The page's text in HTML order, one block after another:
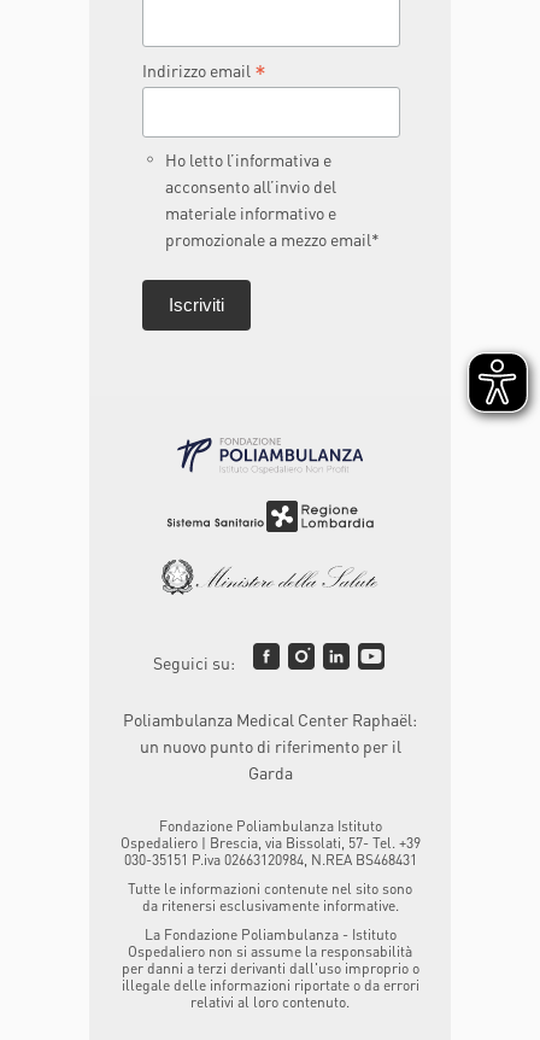
Indirizzo email *
Ho letto l’informativa e
acconsento all’invio del
materiale informativo e
promozionale a mezzo email*
Seguici su:
Poliambulanza Medical Center Raphaël:
un nuovo punto di riferimento per il
Garda
Fondazione Poliambulanza Istituto
Ospedaliero | Brescia, via Bissolati, 57- Tel. +39
030-35151 P.iva 02663120984, N.REA BS468431
Tutte le informazioni contenute nel sito sono
da ritenersi esclusivamente informative.
La Fondazione Poliambulanza - Istituto
Ospedaliero non si assume la responsabilità
per danni a terzi derivanti dall'uso improprio o
illegale delle informazioni riportate o da errori
relativi al loro contenuto.